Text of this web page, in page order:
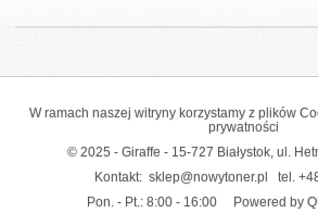
W ramach naszej witryny korzystamy z plików
prywatności
© 2025 - Giraffe - 15-727 Białystok, ul.
Kontakt: sklep@nowytoner.pl tel.
Pon. - Pt.: 8:00 - 16:00
Powered by